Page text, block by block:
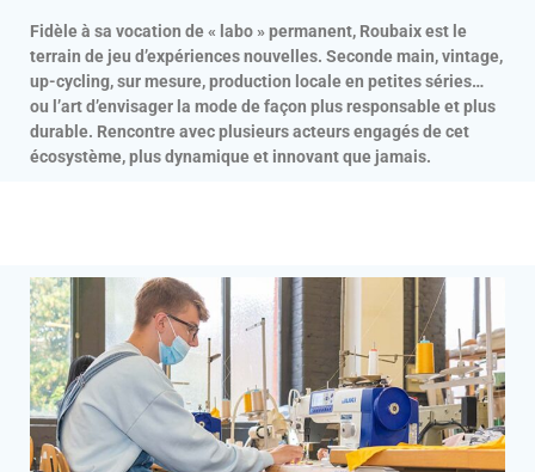
Fidèle à sa vocation de « labo » permanent, Roubaix est le
terrain de jeu d’expériences nouvelles. Seconde main, vintage,
up-cycling, sur mesure, production locale en petites séries…
ou l’art d’envisager la mode de façon plus responsable et plus
durable. Rencontre avec plusieurs acteurs engagés de cet
écosystème, plus dynamique et innovant que jamais.